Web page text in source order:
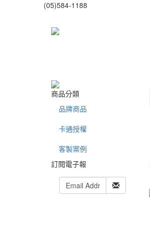
(05)584-1188
商品分類
品牌商品
卡通授權
客製案例
訂閱電子報